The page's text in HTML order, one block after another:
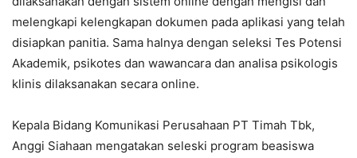
melengkapi kelengkapan dokumen pada aplikasi yang telah
disiapkan panitia. Sama halnya dengan seleksi Tes Potensi
Akademik, psikotes dan wawancara dan analisa psikologis
klinis dilaksanakan secara online.
Kepala Bidang Komunikasi Perusahaan PT Timah Tbk,
Anggi Siahaan mengatakan seleski program beasiswa